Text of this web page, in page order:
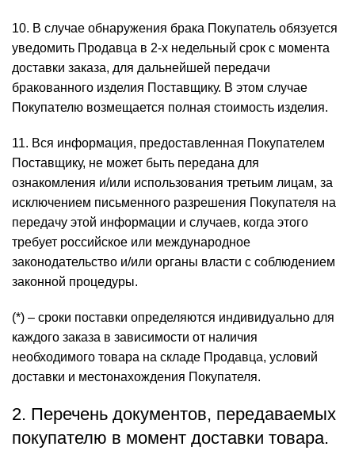
10. В случае обнаружения брака Покупатель обязуется
уведомить Продавца в 2-х недельный срок с момента
доставки заказа, для дальнейшей передачи
бракованного изделия Поставщику. В этом случае
Покупателю возмещается полная стоимость изделия.
11. Вся информация, предоставленная Покупателем
Поставщику, не может быть передана для
ознакомления и/или использования третьим лицам, за
исключением письменного разрешения Покупателя на
передачу этой информации и случаев, когда этого
требует российское или международное
законодательство и/или органы власти с соблюдением
законной процедуры.
(*) – сроки поставки определяются индивидуально для
каждого заказа в зависимости от наличия
необходимого товара на складе Продавца, условий
доставки и местонахождения Покупателя.
2. Перечень документов, передаваемых
покупателю в момент доставки товара.